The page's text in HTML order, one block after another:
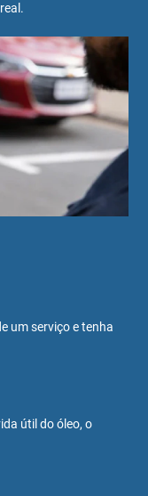
um serviço e tenha
útil do óleo, o